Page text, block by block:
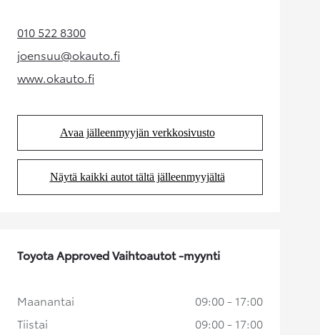
010 522 8300(Aukeaa uudessa välilehdessä)
joensuu@okauto.fi(Aukeaa uudessa välilehdessä)
www.okauto.fi(Aukeaa uudessa välilehdessä)
Avaa jälleenmyyjän verkkosivusto
(Aukeaa uudessa välilehdessä)
Näytä kaikki autot tältä jälleenmyyjältä
(Aukeaa uudessa välilehdessä)
Toyota Approved Vaihtoautot -myynti
Maanantai
09:00 - 17:00
Tiistai
09:00 - 17:00